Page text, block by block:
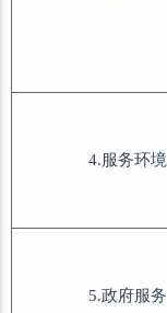
4.服务环境
5.政府服务